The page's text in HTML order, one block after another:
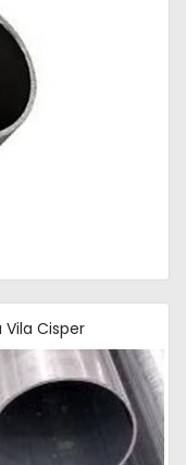
Vila Cisper